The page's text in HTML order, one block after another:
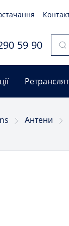
59 90
Антени